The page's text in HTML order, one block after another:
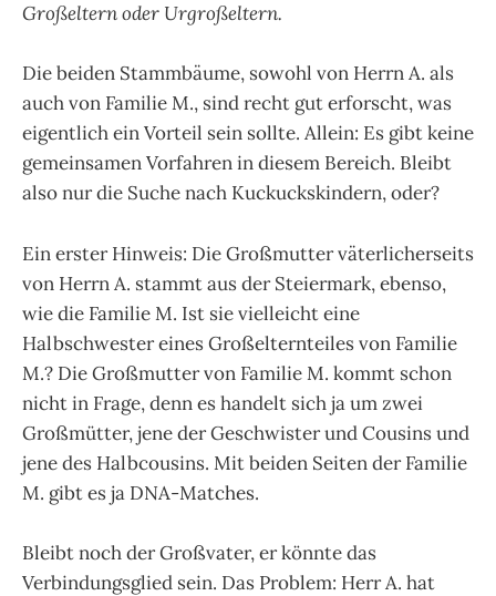
Großeltern oder Urgroßeltern.
Die beiden Stammbäume, sowohl von Herrn A. als
auch von Familie M., sind recht gut erforscht, was
eigentlich ein Vorteil sein sollte. Allein: Es gibt keine
gemeinsamen Vorfahren in diesem Bereich. Bleibt
also nur die Suche nach Kuckuckskindern, oder?
Ein erster Hinweis: Die Großmutter väterlicherseits
von Herrn A. stammt aus der Steiermark, ebenso,
wie die Familie M. Ist sie vielleicht eine
Halbschwester eines Großelternteiles von Familie
M.? Die Großmutter von Familie M. kommt schon
nicht in Frage, denn es handelt sich ja um zwei
Großmütter, jene der Geschwister und Cousins und
jene des Halbcousins. Mit beiden Seiten der Familie
M. gibt es ja DNA-Matches.
Bleibt noch der Großvater, er könnte das
Verbindungsglied sein. Das Problem: Herr A. hat